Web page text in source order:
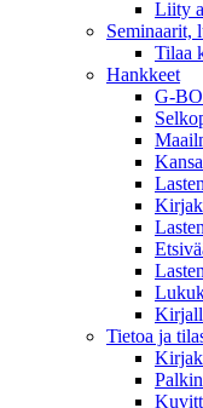
Liity
Seminaarit,
Tilaa
Hankkeet
G-
Tietoa ja